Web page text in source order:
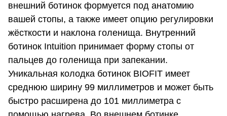
внешний ботинок формуется под анатомию
вашей стопы, а также имеет опцию регулировки
жёсткости и наклона голенища. Внутренний
ботинок Intuition принимает форму стопы от
пальцев до голенища при запекании.
Уникальная колодка ботинок BIOFIT имеет
среднюю ширину 99 миллиметров и может быть
быстро расширена до 101 миллиметра с